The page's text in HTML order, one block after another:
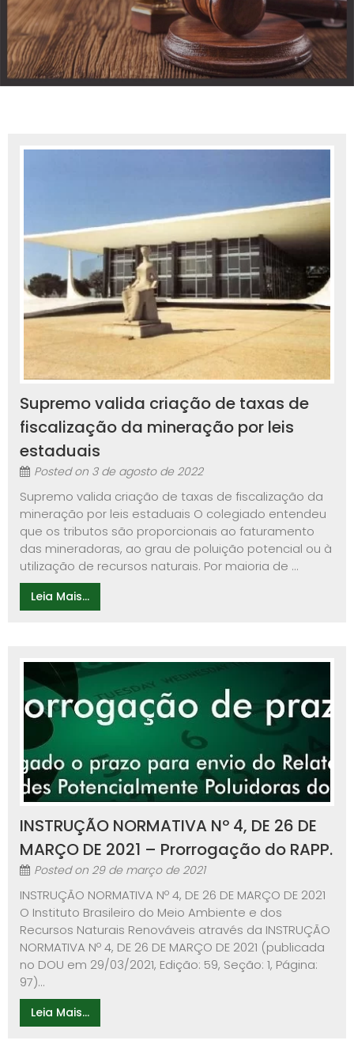
Supremo valida criação de taxas de
fiscalização da mineração por leis
estaduais
Posted on 3 de agosto de 2022
Supremo valida criação de taxas de fiscalização da
mineração por leis estaduais O colegiado entendeu
que os tributos são proporcionais ao faturamento
das mineradoras, ao grau de poluição potencial ou à
utilização de recursos naturais. Por maioria de ...
Leia Mais...
INSTRUÇÃO NORMATIVA Nº 4, DE 26 DE
MARÇO DE 2021 – Prorrogação do RAPP.
Posted on 29 de março de 2021
INSTRUÇÃO NORMATIVA Nº 4, DE 26 DE MARÇO DE 2021
O Instituto Brasileiro do Meio Ambiente e dos
Recursos Naturais Renováveis através da INSTRUÇÃO
NORMATIVA Nº 4, DE 26 DE MARÇO DE 2021 (publicada
no DOU em 29/03/2021, Edição: 59, Seção: 1, Página:
97)...
Leia Mais...